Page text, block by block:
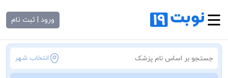
ورود | ثبت نام
انتخاب شهر